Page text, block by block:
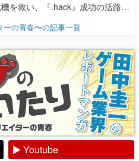
を救い、『.hack』成功の活路を
界の快男児・松山 洋に流れる血は
ンプ』色だった【若ゲのいた
ーの青春〜の記事一覧
Youtube